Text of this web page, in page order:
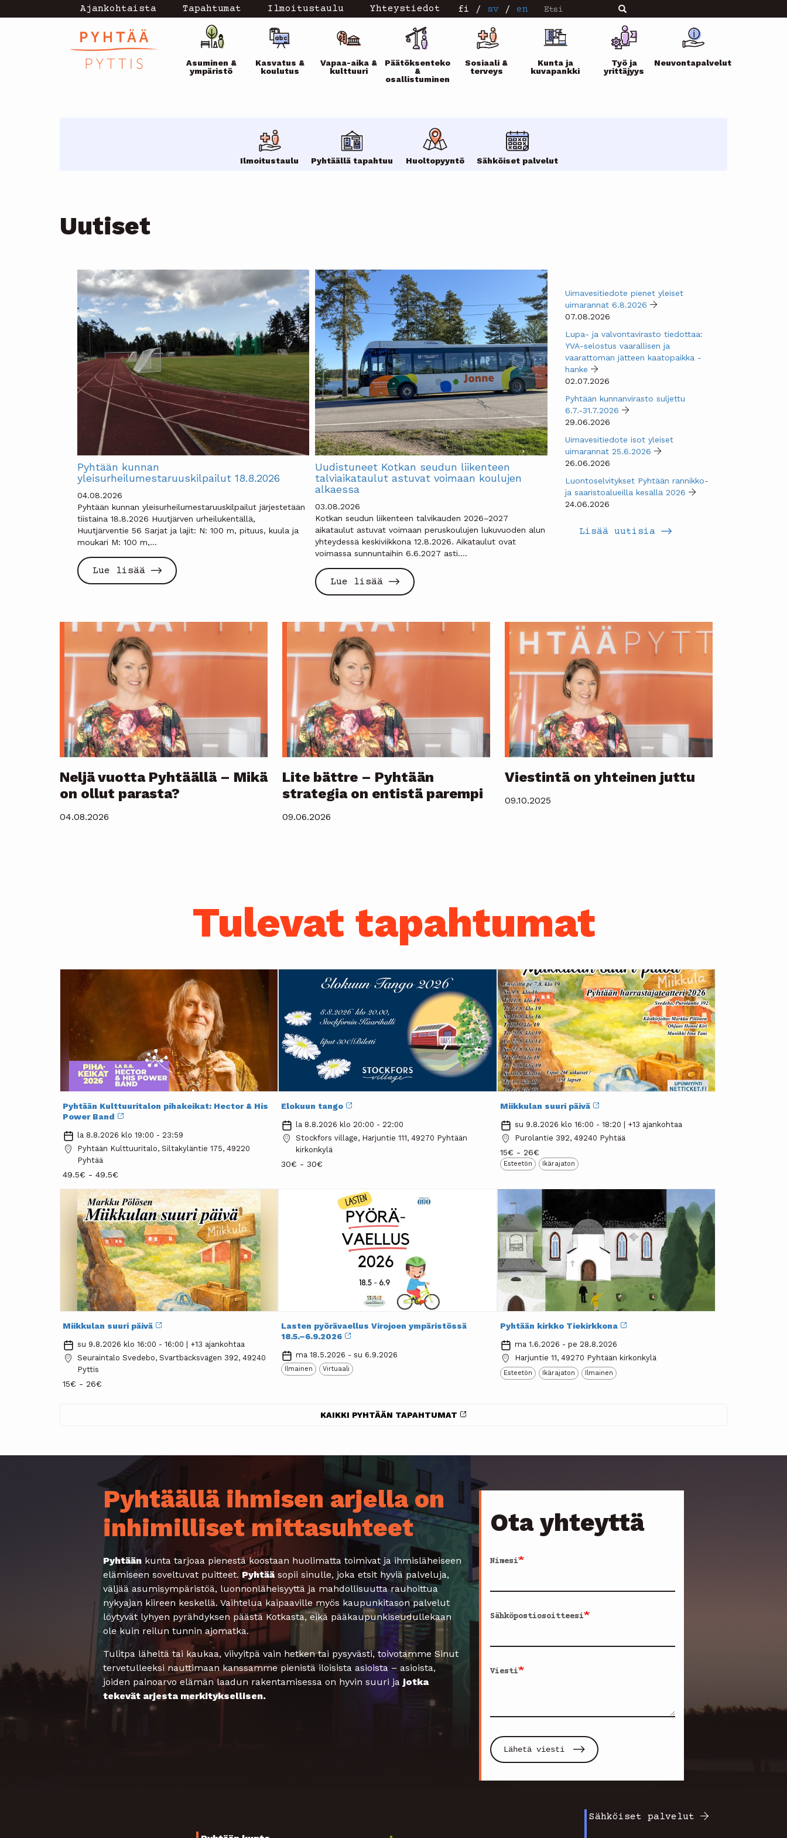
pääsisältöön
Topmenu
-
Ajankohtaista Tapahtumat Ilmoitustaulu Yhteystiedot fi / sv / en Etsi Etsi
Päävalikko
Asuminen &
ympäristö
Kasvatus &
koulutus
Vapaa-aika &
kulttuuri
Päätöksenteko
&
osallistuminen
Sosiaali &
terveys
Kunta ja
kuvapankki
Työ ja
yrittäjyys
Neuvontapalvelut
Ilmoitustaulu Pyhtäällä tapahtuu Huoltopyyntö Sähköiset palvelut
Uutiset
Pyhtään kunnan
yleisurheilumestaruuskilpailut 18.8.2026
04.08.2026
Pyhtään kunnan yleisurheilumestaruuskilpailut järjestetään
tiistaina 18.8.2026 Huutjärven urheilukentällä,
Huutjärventie 56 Sarjat ja lajit: N: 100 m, pituus, kuula ja
moukari M: 100 m,...
Lue lisää
Uudistuneet Kotkan seudun liikenteen
talviaikataulut astuvat voimaan koulujen
alkaessa
03.08.2026
Kotkan seudun liikenteen talvikauden 2026–2027
aikataulut astuvat voimaan peruskoulujen lukuvuoden alun
yhteydessä keskiviikkona 12.8.2026. Aikataulut ovat
voimassa sunnuntaihin 6.6.2027 asti....
Lue lisää
Uimavesitiedote pienet yleiset
uimarannat 6.8.2026
07.08.2026
Lupa- ja valvontavirasto tiedottaa:
YVA-selostus vaarallisen ja
vaarattoman jätteen kaatopaikka -
hanke
02.07.2026
Pyhtään kunnanvirasto suljettu
6.7.-31.7.2026
29.06.2026
Uimavesitiedote isot yleiset
uimarannat 25.6.2026
26.06.2026
Luontoselvitykset Pyhtään rannikko-
ja saaristoalueilla kesällä 2026
24.06.2026
Lisää uutisia
Neljä vuotta Pyhtäällä – Mikä
on ollut parasta?
04.08.2026
Lite bättre – Pyhtään
strategia on entistä parempi
09.06.2026
Viestintä on yhteinen juttu
09.10.2025
Tulevat tapahtumat
Pyhtään Kulttuuritalon pihakeikat: Hector & His
Power Band
la 8.8.2026 klo 19:00 - 23:59
Pyhtään Kulttuuritalo, Siltakyläntie 175, 49220
Pyhtää
49.5€ - 49.5€
Elokuun tango
la 8.8.2026 klo 20:00 - 22:00
Stockfors village, Harjuntie 111, 49270 Pyhtään
kirkonkylä
30€ - 30€
Miikkulan suuri päivä
su 9.8.2026 klo 16:00 - 18:20 | +13 ajankohtaa
Purolantie 392, 49240 Pyhtää
15€ - 26€
Esteetön Ikärajaton
Miikkulan suuri päivä
su 9.8.2026 klo 16:00 - 16:00 | +13 ajankohtaa
Seuraintalo Svedebo, Svartbäcksvägen 392, 49240
Pyttis
15€ - 26€
Lasten pyörävaellus Virojoen ympäristössä
18.5.–6.9.2026
ma 18.5.2026 - su 6.9.2026
Ilmainen Virtuaali
Pyhtään kirkko Tiekirkkona
ma 1.6.2026 - pe 28.8.2026
Harjuntie 11, 49270 Pyhtään kirkonkylä
Esteetön Ikärajaton Ilmainen
KAIKKI PYHTÄÄN TAPAHTUMAT
Pyhtäällä ihmisen arjella on
inhimilliset mittasuhteet
Pyhtään kunta tarjoaa pienestä koostaan huolimatta toimivat ja ihmisläheiseen
elämiseen soveltuvat puitteet. Pyhtääsopii sinulle, joka etsit hyviä palveluja,
väljää asumisympäristöä, luonnonläheisyyttä ja mahdollisuutta rauhoittua
nykyajan kiireen keskellä. Vaihtelua kaipaaville myös kaupunkitason palvelut
löytyvät lyhyen pyrähdyksen päästä Kotkasta, eikä pääkaupunkiseudullekaan
ole kuin reilun tunnin ajomatka.
Tulitpa läheltä tai kaukaa, viivyitpä vain hetken tai pysyvästi, toivotamme Sinut
tervetulleeksi nauttimaan kanssamme pienistä iloisista asioista – asioista,
joiden painoarvo elämän laadun rakentamisessa on hyvin suuri ja jotka
tekevät arjesta merkityksellisen.
Ota yhteyttä
Nimesi
Sähköpostiosoitteesi
Viesti
Lähetä viesti
Sähköiset palvelut